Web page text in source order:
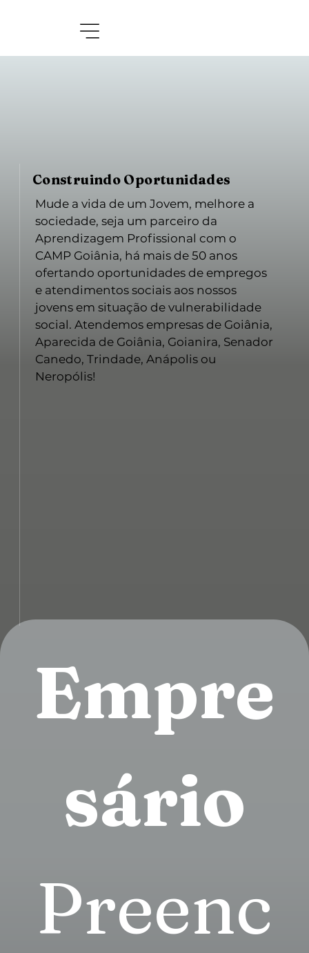
Empre
sário
Preenc
Construindo Oportunidades
Mude a vida de um Jovem, melhore a
sociedade, seja um parceiro da
Aprendizagem Profissional com o
CAMP Goiânia, há mais de 50 anos
ofertando oportunidades de empregos
e atendimentos sociais aos nossos
jovens em situação de vulnerabilidade
social. Atendemos empresas de Goiânia,
Aparecida de Goiânia, Goianira, Senador
Canedo, Trindade, Anápolis ou
Neropólis!